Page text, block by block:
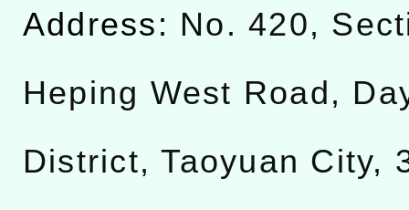
Address: No. 420,
Heping West Road,
District, Taoyuan City,